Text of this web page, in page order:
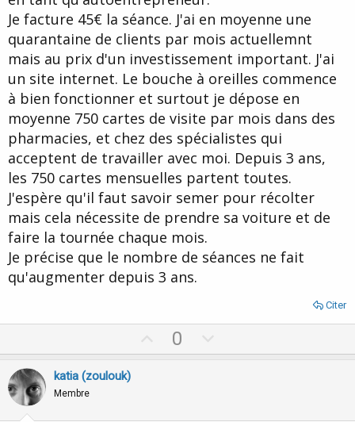
Je facture 45€ la séance. J'ai en moyenne une
quarantaine de clients par mois actuellemnt
mais au prix d'un investissement important. J'ai
un site internet. Le bouche à oreilles commence
à bien fonctionner et surtout je dépose en
moyenne 750 cartes de visite par mois dans des
pharmacies, et chez des spécialistes qui
acceptent de travailler avec moi. Depuis 3 ans,
les 750 cartes mensuelles partent toutes.
J'espère qu'il faut savoir semer pour récolter
mais cela nécessite de prendre sa voiture et de
faire la tournée chaque mois.
Je précise que le nombre de séances ne fait
qu'augmenter depuis 3 ans.
Citer
p
0
o
katia (zoulouk)
Membre